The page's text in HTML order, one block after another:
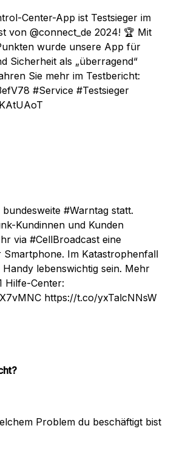
Center-App ist Testsieger im
von @connect_de 2024! 🏆 Mit
wurde unsere App für
Sicherheit als „überragend“
Sie mehr im Testbericht:
#Service #Testsieger
#Warntag statt.
Kundinnen und Kunden
via #CellBroadcast eine
Im Katastrophenfall
Handy lebenswichtig sein. Mehr
Hilfe-Center:
https://t.co/yxTalcNNsW
Problem du beschäftigt bist